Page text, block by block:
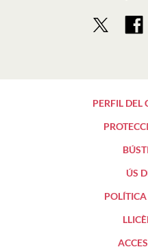
PERFIL DEL
ÚS
POLÍTICA